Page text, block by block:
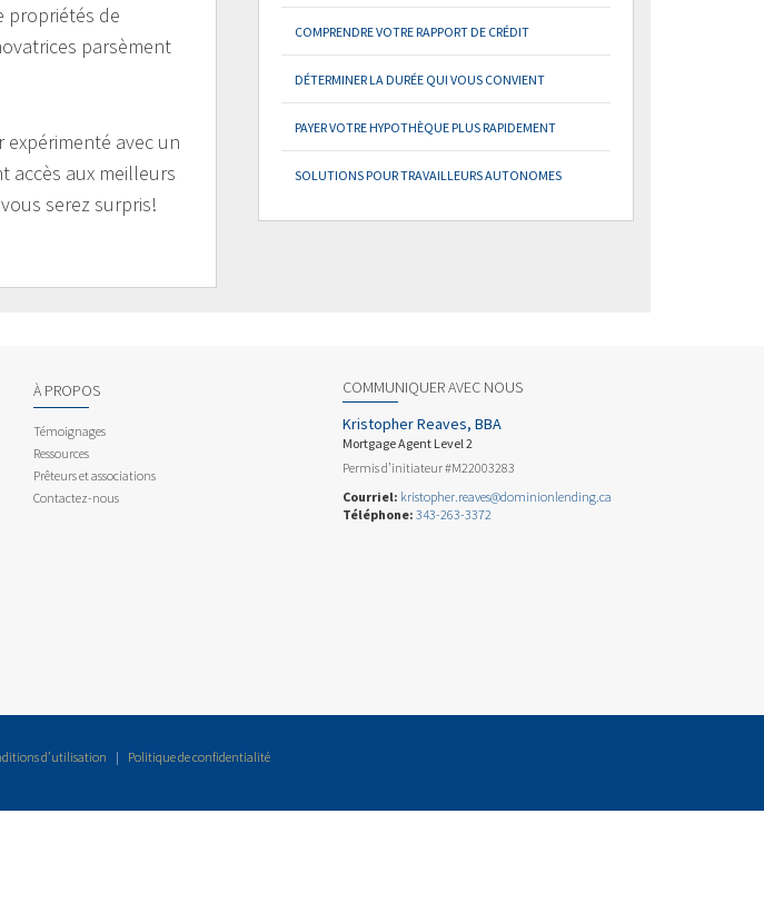
propriétés de
parsèment
avec un
accès aux meilleurs
serez surpris!
COMPRENDRE VOTRE RAPPORT DE CRÉDIT
DÉTERMINER LA DURÉE QUI VOUS CONVIENT
PAYER VOTRE HYPOTHÈQUE PLUS RAPIDEMENT
SOLUTIONS POUR TRAVAILLEURS AUTONOMES
À PROPOS
Témoignages
Ressources
Prêteurs et associations
Contactez-nous
COMMUNIQUER AVEC NOUS
Kristopher Reaves, BBA
Mortgage Agent Level 2
Permis d’initiateur #M22003283
Courriel: kristopher.reaves@dominionlending.ca
Téléphone: 343-263-3372
d’utilisation | Politique de confidentialité